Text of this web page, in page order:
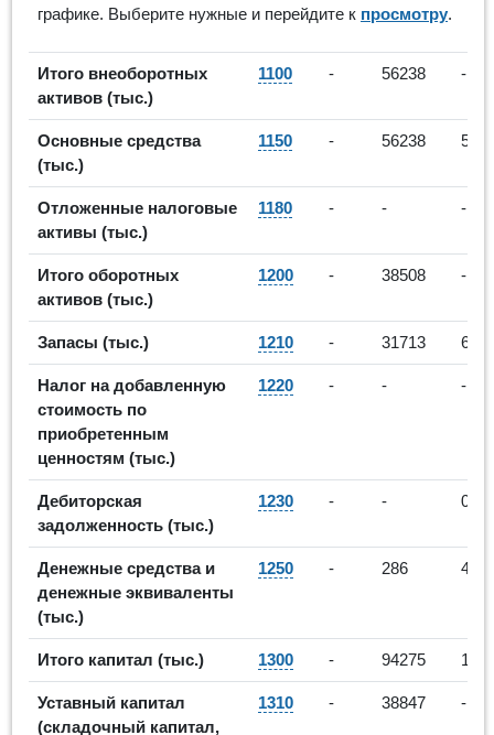
графике. Выберите нужные и перейдите к просмотру.
Итого внеоборотных
активов (тыс.)
1100 - 56238 -
Основные средства
(тыс.)
1150 - 56238
Отложенные налоговые
активы (тыс.)
1180 - - -
Итого оборотных
активов (тыс.)
1200 - 38508 -
Запасы (тыс.) 1210 - 31713
Налог на добавленную
стоимость по
приобретенным
ценностям (тыс.)
1220 - - -
Дебиторская
задолженность (тыс.)
1230 - - 0
Денежные средства и
денежные эквиваленты
(тыс.)
1250 - 286
Итого капитал (тыс.) 1300 - 94275
Уставный капитал
(складочный капитал,
1310 - 38847 -